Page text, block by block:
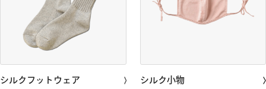
シルクフットウェア シルク小物